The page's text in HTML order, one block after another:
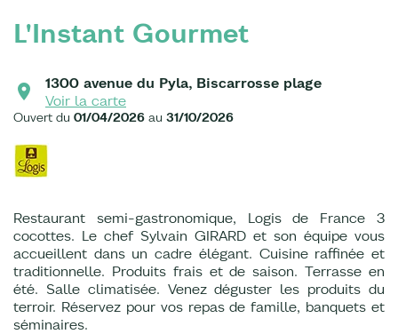
L'Instant Gourmet
1300 avenue du Pyla, Biscarrosse plage
Voir la carte
Ouvert du 01/04/2026 au 31/10/2026
Restaurant semi-gastronomique, Logis de France 3
cocottes. Le chef Sylvain GIRARD et son équipe vous
accueillent dans un cadre élégant. Cuisine raffinée et
traditionnelle. Produits frais et de saison. Terrasse en
été. Salle climatisée. Venez déguster les produits du
terroir. Réservez pour vos repas de famille, banquets et
séminaires.